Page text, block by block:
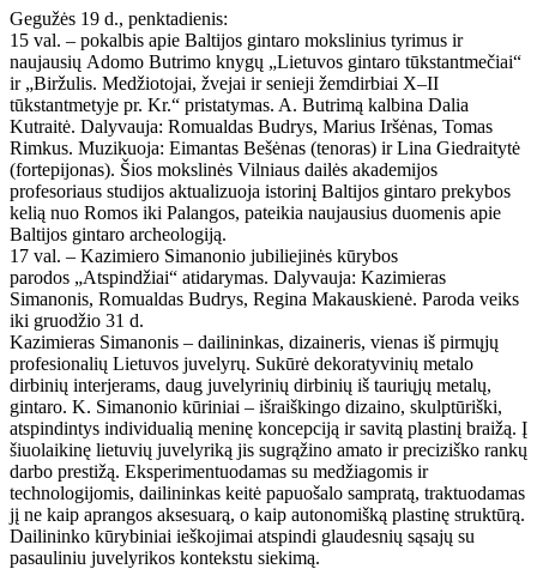
Gegužės 19 d., penktadienis:
15 val. – pokalbis apie Baltijos gintaro mokslinius tyrimus ir
naujausių Adomo Butrimo knygų „Lietuvos gintaro tūkstantmečiai“
ir „Biržulis. Medžiotojai, žvejai ir senieji žemdirbiai X–II
tūkstantmetyje pr. Kr.“ pristatymas. A. Butrimą kalbina Dalia
Kutraitė. Dalyvauja: Romualdas Budrys, Marius Iršėnas, Tomas
Rimkus. Muzikuoja: Eimantas Bešėnas (tenoras) ir Lina Giedraitytė
(fortepijonas). Šios mokslinės Vilniaus dailės akademijos
profesoriaus studijos aktualizuoja istorinį Baltijos gintaro prekybos
kelią nuo Romos iki Palangos, pateikia naujausius duomenis apie
Baltijos gintaro archeologiją.
17 val. – Kazimiero Simanonio jubiliejinės kūrybos
parodos „Atspindžiai“ atidarymas. Dalyvauja: Kazimieras
Simanonis, Romualdas Budrys, Regina Makauskienė. Paroda veiks
iki gruodžio 31 d.
Kazimieras Simanonis – dailininkas, dizaineris, vienas iš pirmųjų
profesionalių Lietuvos juvelyrų. Sukūrė dekoratyvinių metalo
dirbinių interjerams, daug juvelyrinių dirbinių iš tauriųjų metalų,
gintaro. K. Simanonio kūriniai – išraiškingo dizaino, skulptūriški,
atspindintys individualią meninę koncepciją ir savitą plastinį braižą. Į
šiuolaikinę lietuvių juvelyriką jis sugrąžino amato ir preciziško rankų
darbo prestižą. Eksperimentuodamas su medžiagomis ir
technologijomis, dailininkas keitė papuošalo sampratą, traktuodamas
jį ne kaip aprangos aksesuarą, o kaip autonomišką plastinę struktūrą.
Dailininko kūrybiniai ieškojimai atspindi glaudesnių sąsajų su
pasauliniu juvelyrikos kontekstu siekimą.